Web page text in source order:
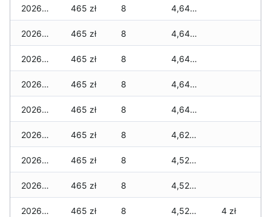
2026-03-08 465 zł 8 4,645 zł
2026-03-07 465 zł 8 4,645 zł
2026-03-06 465 zł 8 4,645 zł
2026-03-05 465 zł 8 4,645 zł
2026-03-04 465 zł 8 4,645 zł
2026-03-03 465 zł 8 4,625 zł
2026-03-02 465 zł 8 4,525 zł
2026-03-01 465 zł 8 4,525 zł
2026-02-27 465 zł 8 4,525 zł 4 zł